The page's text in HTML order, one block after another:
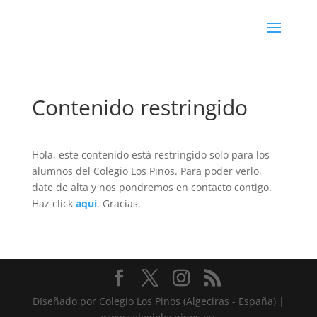
Contenido restringido
Hola, este contenido está restringido solo para los
alumnos del Colegio Los Pinos. Para poder verlo,
date de alta y nos pondremos en contacto contigo.
Haz click aquí. Gracias.
DIseñado por Colegio Los Pinos (Algeciras - España) |